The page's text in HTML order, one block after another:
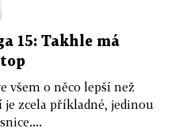
15: Takhle má
všem o něco lepší než
je zcela příkladné, jedinou